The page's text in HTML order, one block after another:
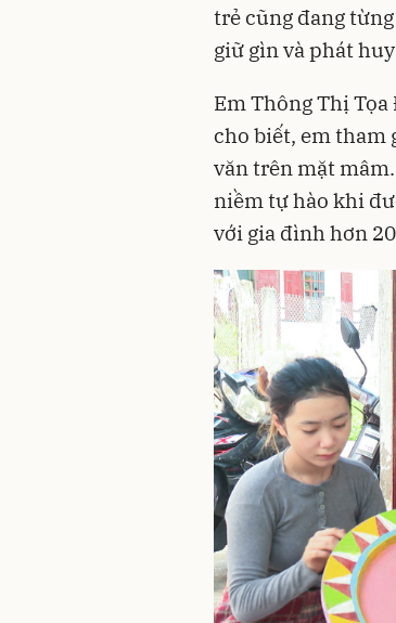
trẻ cũng đang
giữ gìn và phát
Em Thông Thị
cho biết, em tham
văn trên mặt
niềm tự hào khi
với gia đình hơn